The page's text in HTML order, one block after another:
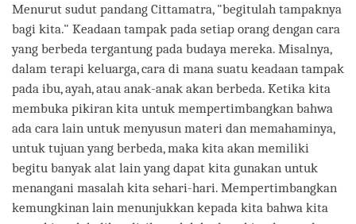
Menurut sudut pandang Cittamatra, "begitulah tampaknya
bagi kita." Keadaan tampak pada setiap orang dengan cara
yang berbeda tergantung pada budaya mereka. Misalnya,
dalam terapi keluarga, cara di mana suatu keadaan tampak
pada ibu, ayah, atau anak-anak akan berbeda. Ketika kita
membuka pikiran kita untuk mempertimbangkan bahwa
ada cara lain untuk menyusun materi dan memahaminya,
untuk tujuan yang berbeda, maka kita akan memiliki
begitu banyak alat lain yang dapat kita gunakan untuk
menangani masalah kita sehari-hari. Mempertimbangkan
kemungkinan lain menunjukkan kepada kita bahwa kita